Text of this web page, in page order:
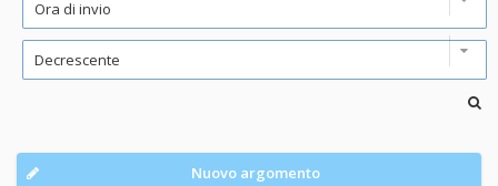
Nuovo argomento